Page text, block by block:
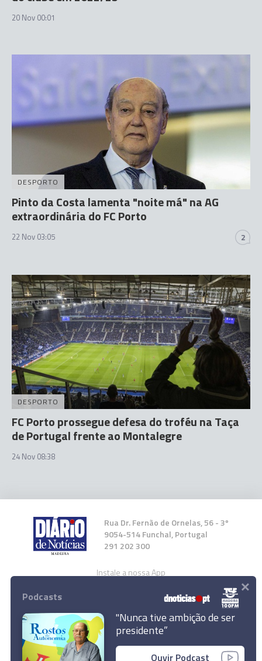
20 Nov 00:01
DESPORTO
Pinto da Costa lamenta "noite má" na AG
extraordinária do FC Porto
22 Nov 03:05 2
DESPORTO
FC Porto prossegue defesa do troféu na Taça
de Portugal frente ao Montalegre
24 Nov 08:38
Rua Dr. Fernão de Ornelas, 56 - 3º
9054-514 Funchal, Portugal
291 202 300
Instale a nossa App
© 2023 Empresa Diário de Notícias, Lda.
Podcasts
"Nunca tive ambição de ser
presidente”
Ouvir Podcast
×